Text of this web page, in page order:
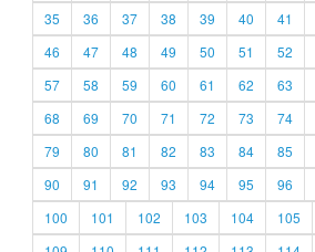
35
36 37 38 39 40 41
46
47 48 49 50 51 52
57
58 59 60 61 62 63
68
69 70 71 72 73 74
79
80 81 82 83 84 85
90
91 92 93 94 95 96
100
101 102 103 104 105